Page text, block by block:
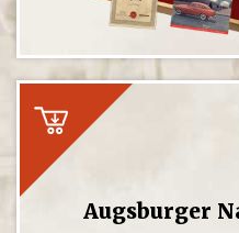
Augsburger